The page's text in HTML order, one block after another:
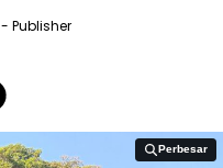
- Publisher
Perbesar
Perbesar